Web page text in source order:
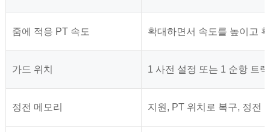
줌에 적응 PT 속도 확대하면서 속도를 높이고
가드 위치 1 사전 설정 또는 1 순항 트
정전 메모리 지원, PT 위치로 복구, 정전